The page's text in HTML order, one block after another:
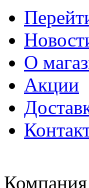
О
Акции
Компания